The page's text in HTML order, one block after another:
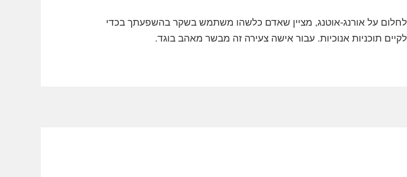
לחלום על אורנג-אוטנג, מציין שאדם כלשהו משתמש בשקר בהשפעתך בכדי
לקיים תוכניות אנוכיות. עבור אישה צעירה זה מבשר מאהב בוגד.